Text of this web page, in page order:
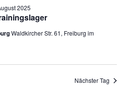
2025
Waldkircher Str. 61, Freiburg im
Nächster Tag